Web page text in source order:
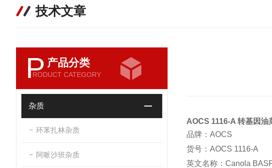
技术文章
P 产品分类
RODUCT CATEGORY
杂质
环苯扎林杂质
阿哌沙班杂质
AOCS 1116-A 转基因
品牌：AOCS
货号：AOCS 1116-A
英文名称：Canola